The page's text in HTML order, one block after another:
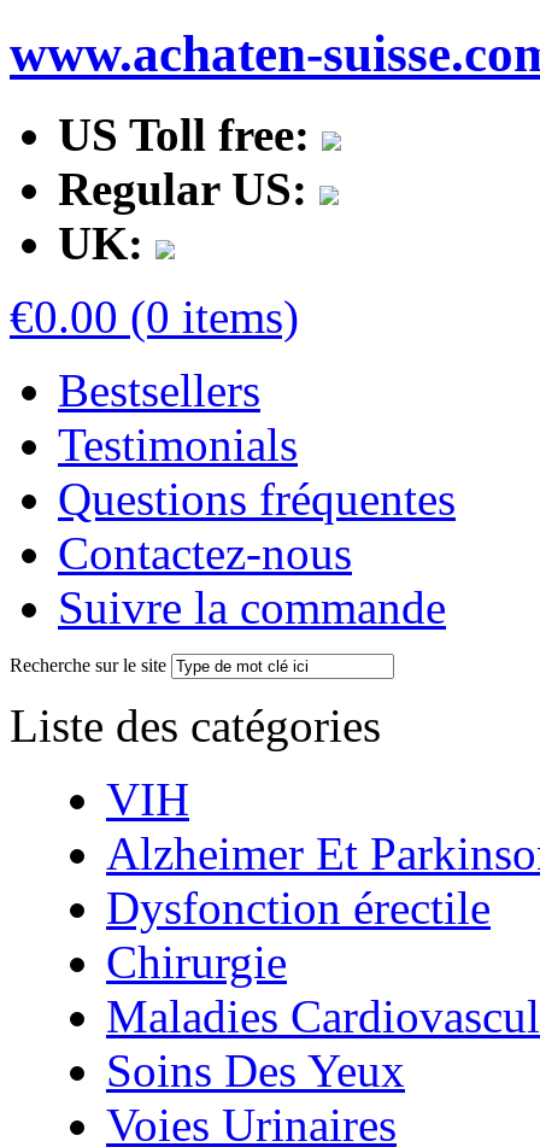
www.achaten-
US Toll free:
Regular US:
UK:
€0.00 (0 items)
Bestsellers
Testimonials
Questions fréquentes
Contactez-nous
Suivre la commande
Recherche sur le site
Liste des catégories
VIH
Alzheimer Et
Dysfonction érectile
Chirurgie
Maladies
Soins Des Yeux
Voies Urinaires